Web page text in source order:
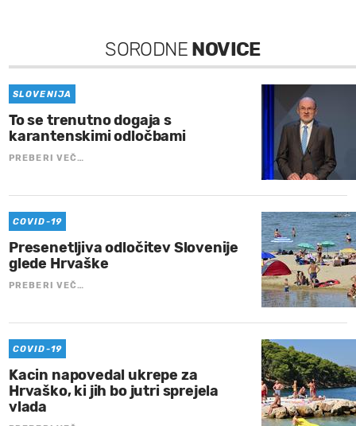
SORODNE NOVICE
SLOVENIJA
To se trenutno dogaja s
karantenskimi odločbami
PREBERI VEČ…
COVID-19
Presenetljiva odločitev Slovenije
glede Hrvaške
PREBERI VEČ…
COVID-19
Kacin napovedal ukrepe za
Hrvaško, ki jih bo jutri sprejela
vlada